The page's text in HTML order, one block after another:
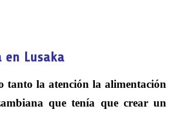
en Lusaka
tanto la atención la alimentación
que tenía que crear un